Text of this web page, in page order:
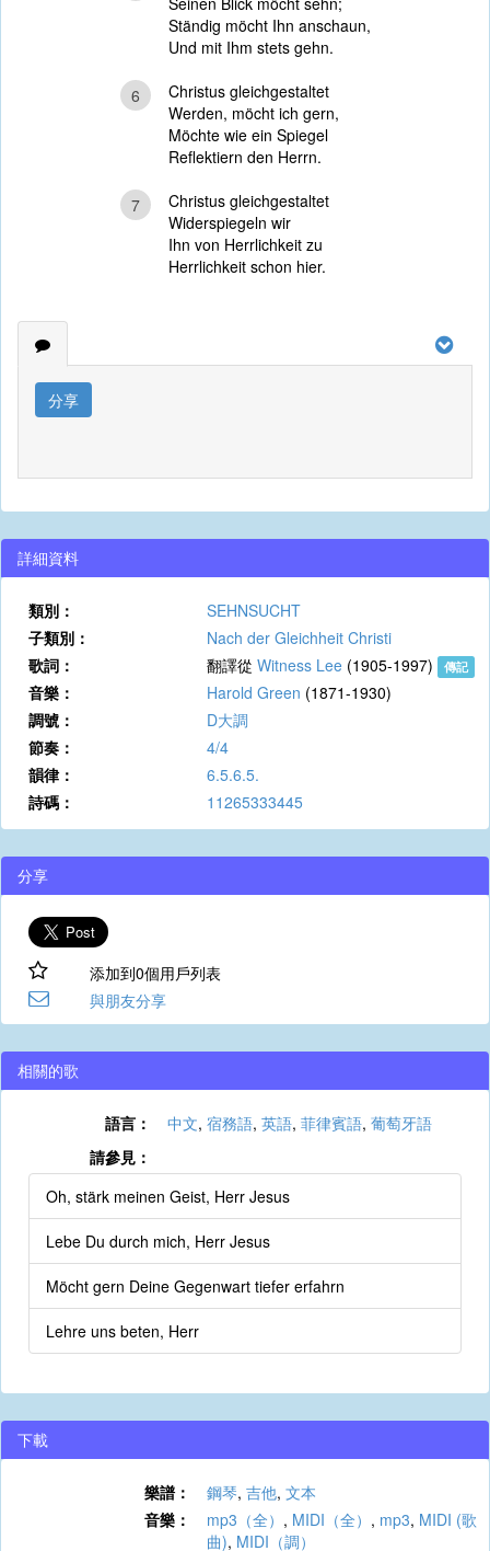
Ständig möcht Ihn anschaun,
Und mit Ihm stets gehn.
6
Christus gleichgestaltet
Werden, möcht ich gern,
Möchte wie ein Spiegel
Reflektiern den Herrn.
7
Christus gleichgestaltet
Widerspiegeln wir
Ihn von Herrlichkeit zu
Herrlichkeit schon hier.
分享
詳細資料
類別：
SEHNSUCHT
子類別：
Nach der Gleichheit Christi
歌詞：
翻譯從 Witness Lee (1905-1997) 傳記
音樂： Harold Green (1871-1930)
調號：
D大調
節奏：
4/4
韻律：
6.5.6.5.
詩碼：
11265333445
分享
添加到0個用戶列表
與朋友分享
相關的歌
語言： 中文, 宿務語, 英語, 菲律賓語, 葡萄牙語
請參見：
Oh, stärk meinen Geist, Herr Jesus
Lebe Du durch mich, Herr Jesus
Möcht gern Deine Gegenwart tiefer erfahrn
Lehre uns beten, Herr
下載
樂譜： 鋼琴, 吉他, 文本
音樂：
mp3（全） , MIDI（全） , mp3, MIDI (歌
曲), MIDI（調）